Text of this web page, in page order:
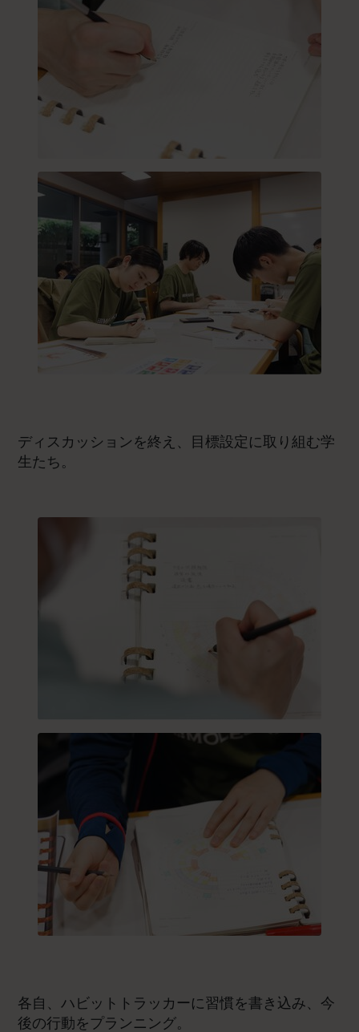
ディスカッションを終え、目標設定に取り組む学
生たち。
各自、ハビットトラッカーに習慣を書き込み、今
後の行動をプランニング。